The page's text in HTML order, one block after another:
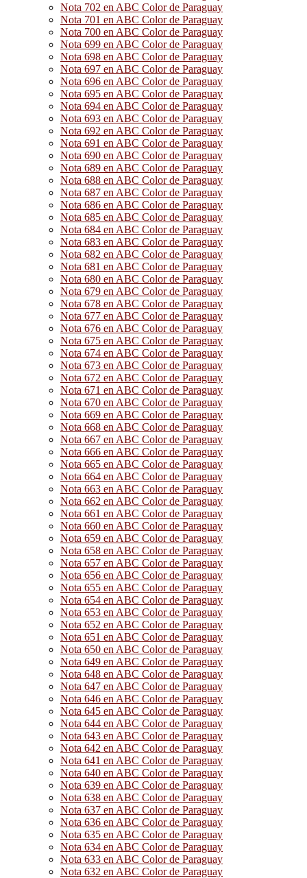
Nota 702 en ABC Color de Paraguay
Nota 701 en ABC Color de Paraguay
Nota 700 en ABC Color de Paraguay
Nota 699 en ABC Color de Paraguay
Nota 698 en ABC Color de Paraguay
Nota 697 en ABC Color de Paraguay
Nota 696 en ABC Color de Paraguay
Nota 695 en ABC Color de Paraguay
Nota 694 en ABC Color de Paraguay
Nota 693 en ABC Color de Paraguay
Nota 692 en ABC Color de Paraguay
Nota 691 en ABC Color de Paraguay
Nota 690 en ABC Color de Paraguay
Nota 689 en ABC Color de Paraguay
Nota 688 en ABC Color de Paraguay
Nota 687 en ABC Color de Paraguay
Nota 686 en ABC Color de Paraguay
Nota 685 en ABC Color de Paraguay
Nota 684 en ABC Color de Paraguay
Nota 683 en ABC Color de Paraguay
Nota 682 en ABC Color de Paraguay
Nota 681 en ABC Color de Paraguay
Nota 680 en ABC Color de Paraguay
Nota 679 en ABC Color de Paraguay
Nota 678 en ABC Color de Paraguay
Nota 677 en ABC Color de Paraguay
Nota 676 en ABC Color de Paraguay
Nota 675 en ABC Color de Paraguay
Nota 674 en ABC Color de Paraguay
Nota 673 en ABC Color de Paraguay
Nota 672 en ABC Color de Paraguay
Nota 671 en ABC Color de Paraguay
Nota 670 en ABC Color de Paraguay
Nota 669 en ABC Color de Paraguay
Nota 668 en ABC Color de Paraguay
Nota 667 en ABC Color de Paraguay
Nota 666 en ABC Color de Paraguay
Nota 665 en ABC Color de Paraguay
Nota 664 en ABC Color de Paraguay
Nota 663 en ABC Color de Paraguay
Nota 662 en ABC Color de Paraguay
Nota 661 en ABC Color de Paraguay
Nota 660 en ABC Color de Paraguay
Nota 659 en ABC Color de Paraguay
Nota 658 en ABC Color de Paraguay
Nota 657 en ABC Color de Paraguay
Nota 656 en ABC Color de Paraguay
Nota 655 en ABC Color de Paraguay
Nota 654 en ABC Color de Paraguay
Nota 653 en ABC Color de Paraguay
Nota 652 en ABC Color de Paraguay
Nota 651 en ABC Color de Paraguay
Nota 650 en ABC Color de Paraguay
Nota 649 en ABC Color de Paraguay
Nota 648 en ABC Color de Paraguay
Nota 647 en ABC Color de Paraguay
Nota 646 en ABC Color de Paraguay
Nota 645 en ABC Color de Paraguay
Nota 644 en ABC Color de Paraguay
Nota 643 en ABC Color de Paraguay
Nota 642 en ABC Color de Paraguay
Nota 641 en ABC Color de Paraguay
Nota 640 en ABC Color de Paraguay
Nota 639 en ABC Color de Paraguay
Nota 638 en ABC Color de Paraguay
Nota 637 en ABC Color de Paraguay
Nota 636 en ABC Color de Paraguay
Nota 635 en ABC Color de Paraguay
Nota 634 en ABC Color de Paraguay
Nota 633 en ABC Color de Paraguay
Nota 632 en ABC Color de Paraguay